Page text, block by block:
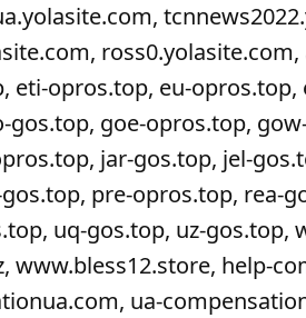
eti-opros.top, eu-
goe-opros.top,
jar-gos.top, jel-
pre-opros.top, rea-
uq-gos.top, uz-gos.top,
help-
ua-